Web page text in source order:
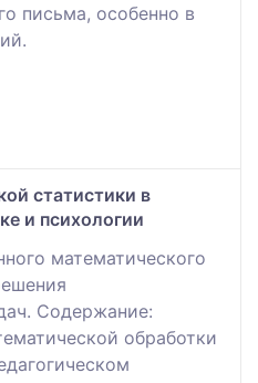
письма, особенно в
статистики в
и психологии
математического
Содержание:
обработки